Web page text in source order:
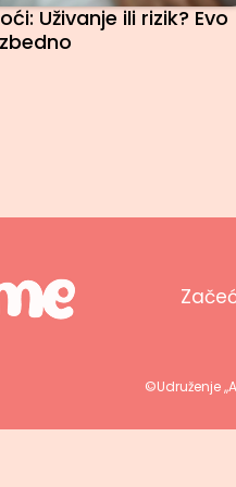
Uživanje ili rizik? Evo
©Udruženje